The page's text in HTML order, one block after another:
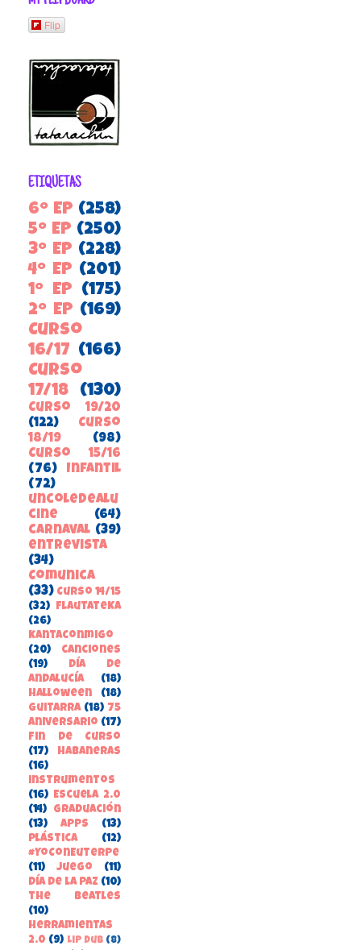
Flip
ETIQUETAS
6º EP (258)
5º EP (250)
3º EP (228)
4º EP (201)
1º EP
(175)
2º EP (169)
Curso
16/17 (166)
Curso
17/18
(130)
Curso 19/20
(122)
Curso
18/19
(98)
Curso 15/16
(76)
Infantil
(72)
uncoledealu
cine
(64)
carnaval (39)
entrevista
(34)
ComunicA
(33) Curso 14/15
(32)
FlautateKa
(26)
kantaconmigo
(20)
canciones
(19)
Día de
Andalucía
(18)
Halloween
(18)
guitarra (18) 75
aniversario (17)
Fin de Curso
(17)
habaneras
(16)
instrumentos
(16) Escuela 2.0
(14)
Graduación
(13)
apps
(13)
Plástica
(12)
#YoConEuterpe
(11)
juego
(11)
Día de la Paz (10)
the beatles
(10)
herramientas
2.0 (9) Lip Dub (8)